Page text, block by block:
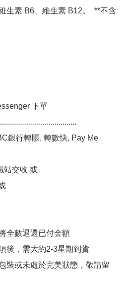
生素 B6、維生素 B12。  **不含
下單
銀行轉賬, 轉數快, Pay Me
站交收 或
全數退還已付金額
後，需大約2-3星期到貨
裝或未處於完美狀態，敬請留